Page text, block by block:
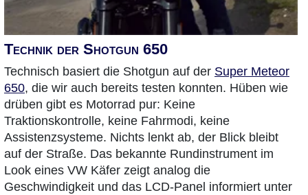
Technik der Shotgun 650
Technisch basiert die Shotgun auf der Super Meteor
650, die wir auch bereits testen konnten. Hüben wie
drüben gibt es Motorrad pur: Keine
Traktionskontrolle, keine Fahrmodi, keine
Assistenzsysteme. Nichts lenkt ab, der Blick bleibt
auf der Straße. Das bekannte Rundinstrument im
Look eines VW Käfer zeigt analog die
Geschwindigkeit und das LCD-Panel informiert unter